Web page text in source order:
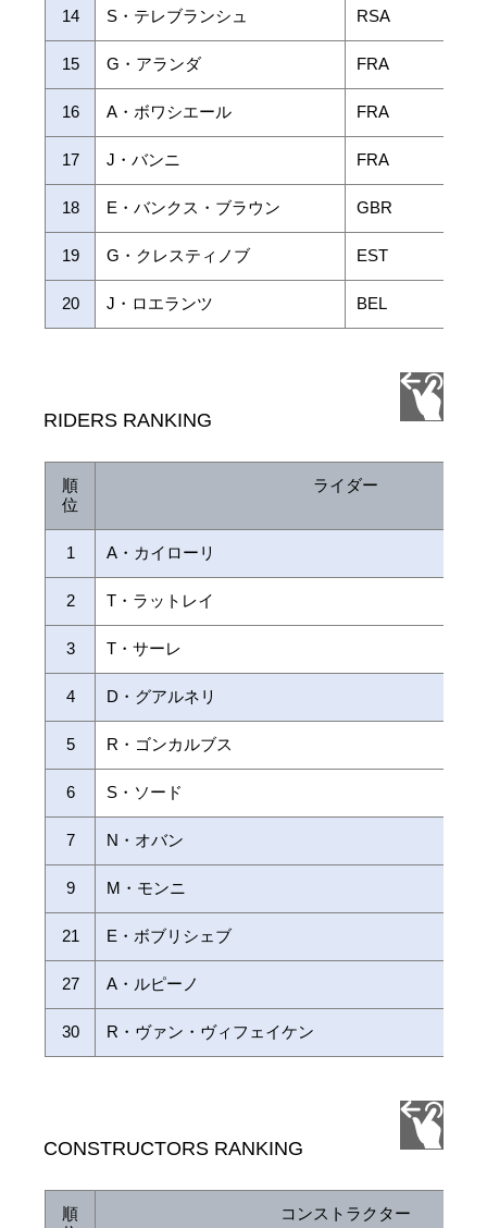
14 S・テレブランシュ RSA
15 G・アランダ FRA
16 A・ボワシエール FRA
17 J・バンニ FRA
18 E・バンクス・ブラウン GBR
19 G・クレスティノブ EST
20 J・ロエランツ BEL
RIDERS RANKING
順
位
ライダー
1 A・カイローリ
2 T・ラットレイ
3 T・サーレ
4 D・グアルネリ
5 R・ゴンカルブス
6 S・ソード
7 N・オバン
9 M・モンニ
21 E・ボブリシェブ
27 A・ルピーノ
30 R・ヴァン・ヴィフェイケン
CONSTRUCTORS RANKING
順
コンストラクター